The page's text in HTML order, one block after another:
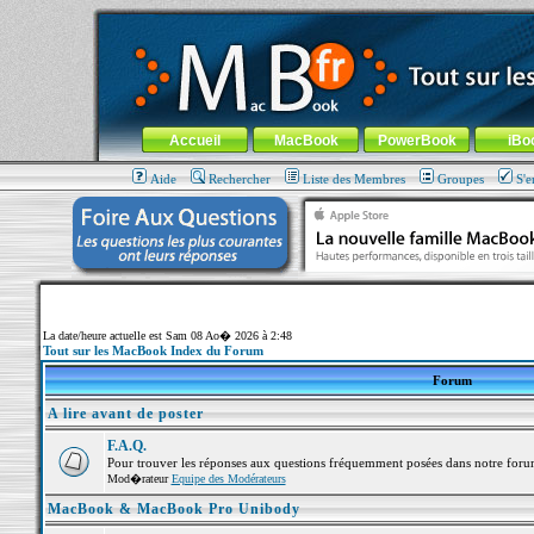
MacBook-fr.com : 100% Apple... 100% nomade !
Aller au contenu-Aller au menu général-Aller au menu de
Menu général
Accueil MacBook PowerBook
Aide Rechercher Liste des Membres Groupes
La date/heure actuelle est Sam 08 Ao� 2026 à 2:48
Tout sur les MacBook Index du Forum
Forum
A lire avant de poster
F.A.Q.
Pour trouver les réponses aux questions fréquemment posées dans notre
Mod�rateurEquipe des Modérateurs
MacBook & MacBook Pro Unibody